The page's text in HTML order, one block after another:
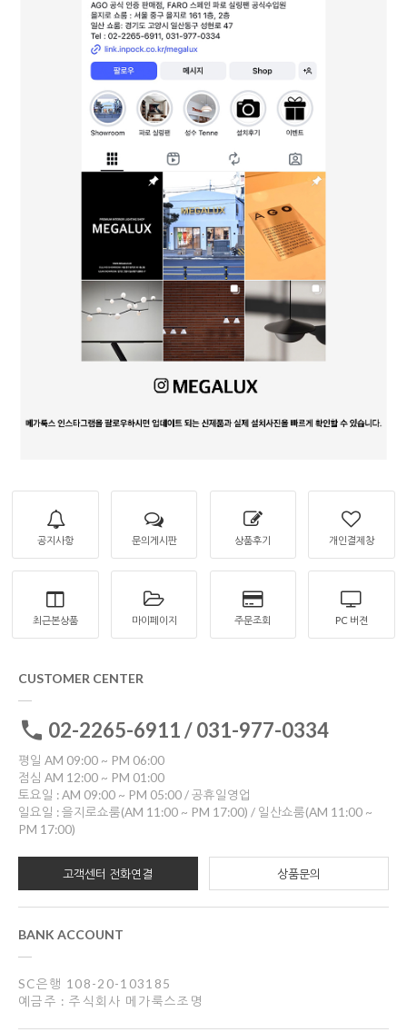
공지사항 문의게시판 상품후기 개인결제창
최근본상품 마이페이지 주문조회 PC 버젼
CUSTOMER CENTER
02-2265-6911 / 031-977-0334
평일 AM 09:00 ~ PM 06:00
점심 AM 12:00 ~ PM 01:00
토요일 : AM 09:00 ~ PM 05:00 / 공휴일영업
일요일 : 을지로쇼룸(AM 11:00 ~ PM 17:00) / 일산쇼룸(AM 11:00 ~
PM 17:00)
고객센터 전화연결 상품문의
BANK ACCOUNT
SC은행 108-20-103185
예금주 : 주식회사 메가룩스조명